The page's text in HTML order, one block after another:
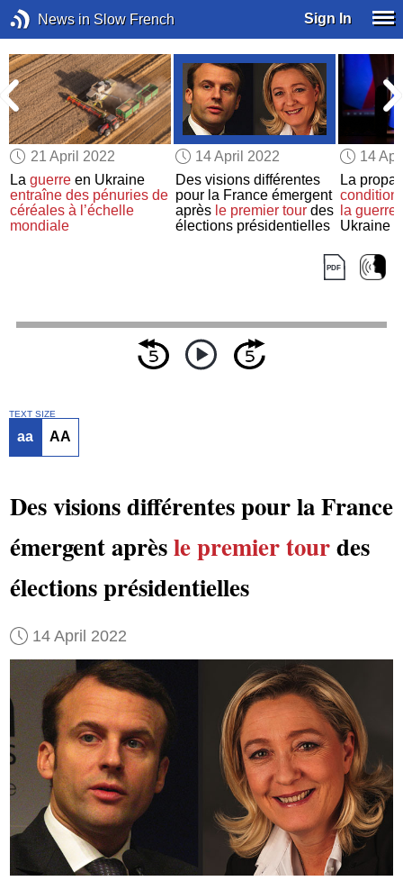
News in Slow French Sign In
21 April 2022
Laguerre en Ukraine
entraîne des pénuries de
céréales à l’échelle
mondiale
14 April 2022
Des visions différentes
pour la France émergent
après le premier tourdes
élections présidentielles
14
La
la guerre
Ukraine
TEXT SIZE
aa AA
Des visions différentes pour la France
émergent aprèsle premier tourdes
élections présidentielles
14 April 2022